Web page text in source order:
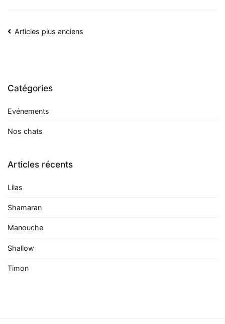
Navigation
Articles plus anciens
Catégories
Evénements
Nos chats
Articles récents
Lilas
Shamaran
Manouche
Shallow
Timon